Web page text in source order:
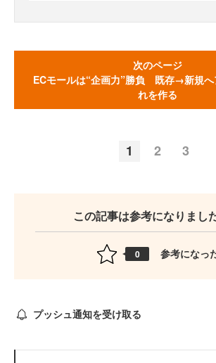
次のページ
ECモールは“企画力”勝負 既存→新規へ
れを作る
1 2 3
この記事は参考になりまし
0 参考になっ
プッシュ通知を受け取る